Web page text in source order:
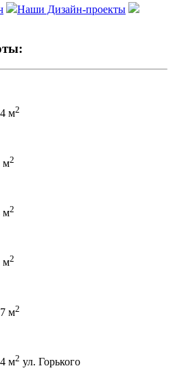
Наши Дизайн-проекты
м2
м2
м2
м2
м2
м2 ул. Горького